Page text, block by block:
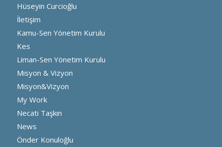
Hüseyin Curcioğlu
İletişim
Kamu-Sen Yönetim Kurulu
Kes
Liman-Sen Yönetim Kurulu
Misyon & Vizyon
Misyon&Vizyon
My Work
Necati Taşkın
News
Önder Konuloğlu